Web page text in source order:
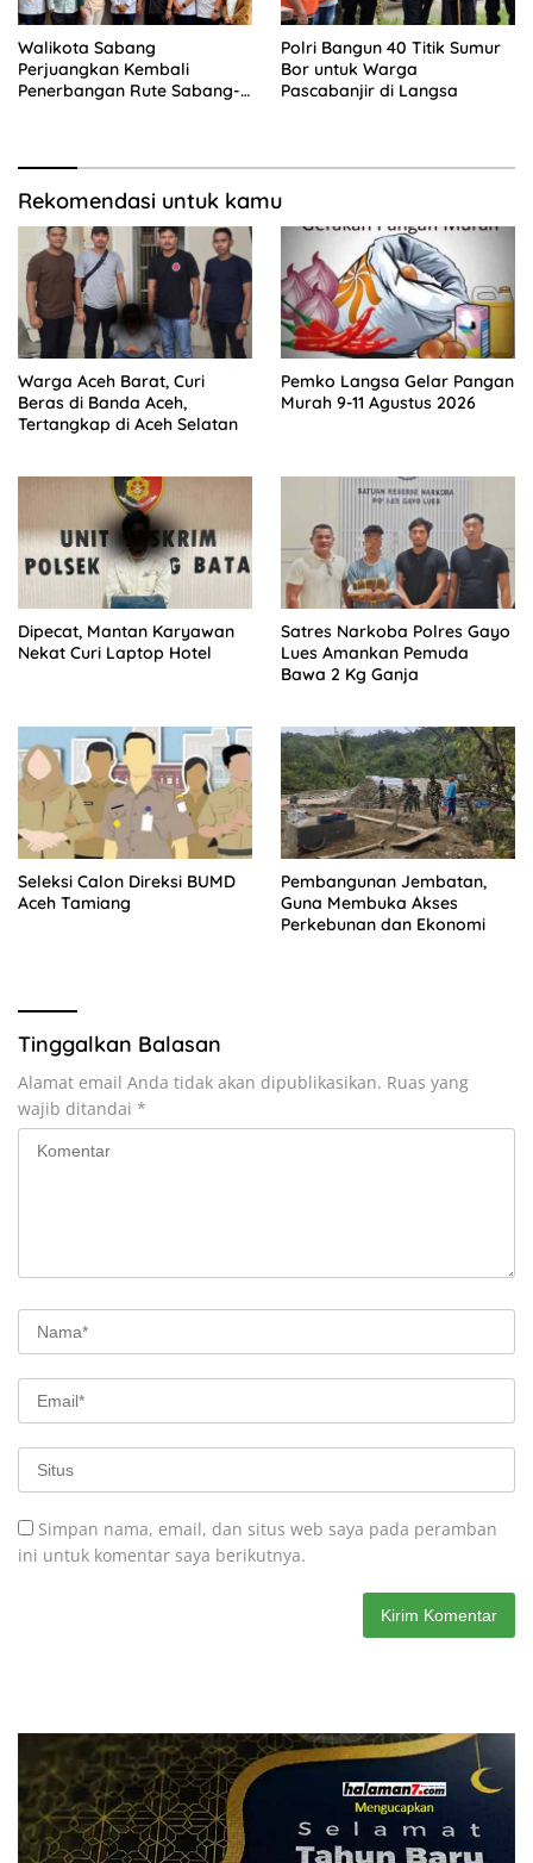
Walikota Sabang
Perjuangkan Kembali
Penerbangan Rute Sabang-
Polri Bangun 40 Titik Sumur
Bor untuk Warga
Pascabanjir di Langsa
Rekomendasi untuk kamu
Warga Aceh Barat, Curi
Beras di Banda Aceh,
Tertangkap di Aceh Selatan
Pemko Langsa Gelar Pangan
Murah 9-11 Agustus 2026
Dipecat, Mantan Karyawan
Nekat Curi Laptop Hotel
Satres Narkoba Polres Gayo
Lues Amankan Pemuda
Bawa 2 Kg Ganja
Seleksi Calon Direksi BUMD
Aceh Tamiang
Pembangunan Jembatan,
Guna Membuka Akses
Perkebunan dan Ekonomi
Tinggalkan Balasan
Alamat email Anda tidak akan dipublikasikan. Ruas yang
wajib ditandai *
Simpan nama, email, dan situs web saya pada peramban
ini untuk komentar saya berikutnya.